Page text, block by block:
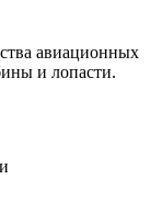
авиационных
и лопасти.